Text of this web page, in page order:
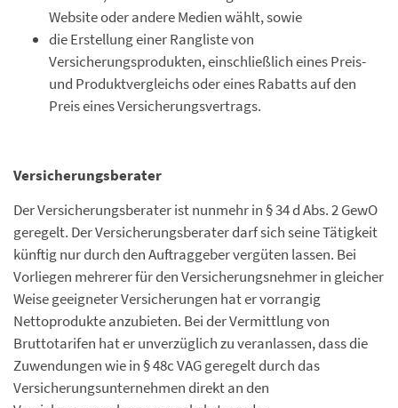
Website oder andere Medien wählt, sowie
die Erstellung einer Rangliste von
Versicherungsprodukten, einschließlich eines Preis-
und Produktvergleichs oder eines Rabatts auf den
Preis eines Versicherungsvertrags.
Versicherungsberater
Der Versicherungsberater ist nunmehr in § 34 d Abs. 2 GewO
geregelt. Der Versicherungsberater darf sich seine Tätigkeit
künftig nur durch den Auftraggeber vergüten lassen. Bei
Vorliegen mehrerer für den Versicherungsnehmer in gleicher
Weise geeigneter Versicherungen hat er vorrangig
Nettoprodukte anzubieten. Bei der Vermittlung von
Bruttotarifen hat er unverzüglich zu veranlassen, dass die
Zuwendungen wie in § 48c VAG geregelt durch das
Versicherungsunternehmen direkt an den